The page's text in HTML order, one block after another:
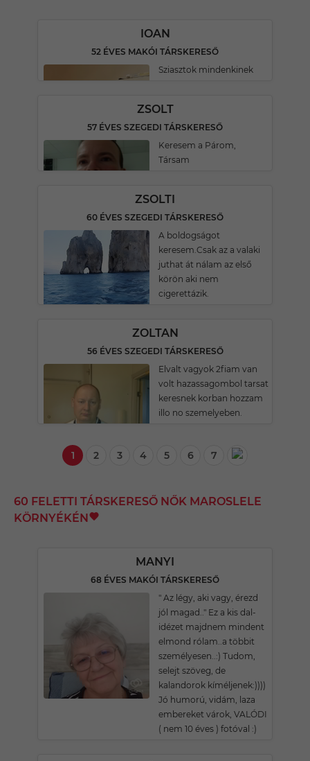
IOAN
52 ÉVES MAKÓI TÁRSKERESŐ
Sziasztok mindenkinek
ZSOLT
57 ÉVES SZEGEDI TÁRSKERESŐ
Keresem a Párom,
Társam
ZSOLTI
60 ÉVES SZEGEDI TÁRSKERESŐ
A boldogságot
keresem.Csak az a valaki
juthat át nálam az első
körön aki nem
cigerettázik.
ZOLTAN
56 ÉVES SZEGEDI TÁRSKERESŐ
Elvalt vagyok 2fiam van
volt hazassagombol tarsat
keresnek korban hozzam
illo no szemelyeben.
1 2 3 4 5 6 7
60 FELETTI TÁRSKERESŐ NŐK MAROSLELE
KÖRNYÉKÉN
MANYI
68 ÉVES MAKÓI TÁRSKERESŐ
" Az légy, aki vagy, érezd
jól magad.." Ez a kis dal-
idézet majdnem mindent
elmond rólam..a többit
személyesen..:) Tudom,
selejt szöveg, de
kalandorok kíméljenek:))))
Jó humorú, vidám, laza
embereket várok, VALÓDI
( nem 10 éves ) fotóval :)